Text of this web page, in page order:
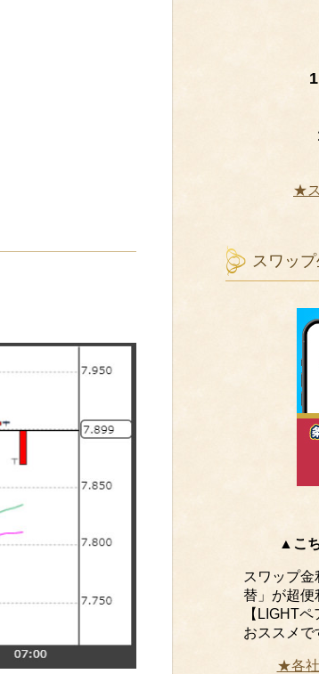
★
スワッ
▲こ
スワップ
替」が超便
【LIGHT
おススメで
★各